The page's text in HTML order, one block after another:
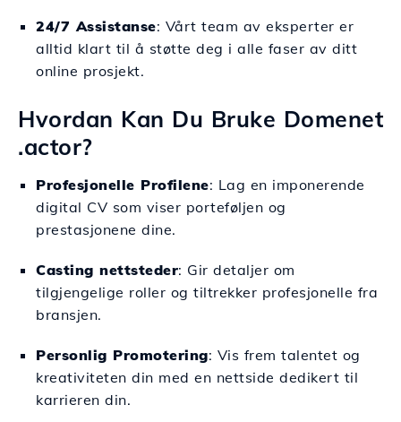
24/7 Assistanse: Vårt team av eksperter er
alltid klart til å støtte deg i alle faser av ditt
online prosjekt.
Hvordan Kan Du Bruke Domenet
.actor?
Profesjonelle Profilene: Lag en imponerende
digital CV som viser porteføljen og
prestasjonene dine.
Casting nettsteder: Gir detaljer om
tilgjengelige roller og tiltrekker profesjonelle fra
bransjen.
Personlig Promotering: Vis frem talentet og
kreativiteten din med en nettside dedikert til
karrieren din.